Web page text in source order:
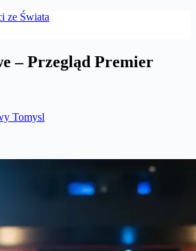
ze Świata
– Przegląd Premier
Tomysl